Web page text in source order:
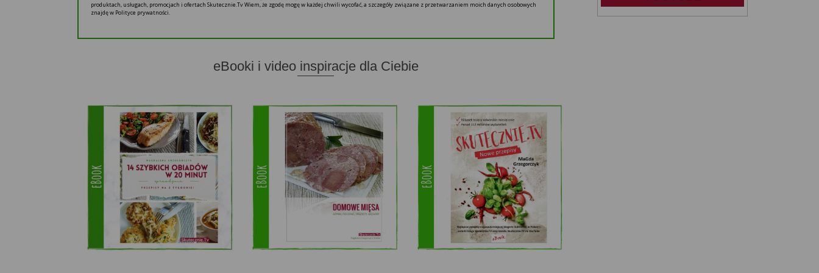
produktach, usługach, promocjach i ofertach Skutecznie.Tv Wiem, że zgodę mogę w każdej chwili wycofać, a szczegóły związane z przetwarzaniem moich danych osobowych
znajdę w Polityce prywatności.
eBooki i video inspiracje dla Ciebie